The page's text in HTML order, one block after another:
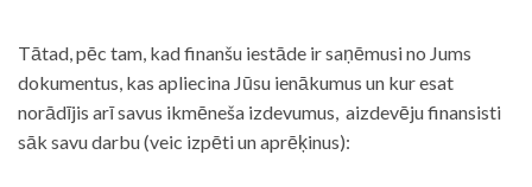
Tātad, pēc tam, kad finanšu iestāde ir saņēmusi no Jums
dokumentus, kas apliecina Jūsu ienākumus un kur esat
norādījis arī savus ikmēneša izdevumus, aizdevēju finansisti
sāk savu darbu (veic izpēti un aprēķinus):